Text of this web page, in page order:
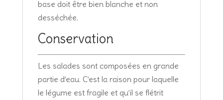
base doit être bien blanche et non
desséchée.
Conservation
Les salades sont composées en grande
partie d’eau. C’est la raison pour laquelle
le légume est fragile et qu’il se flétrit